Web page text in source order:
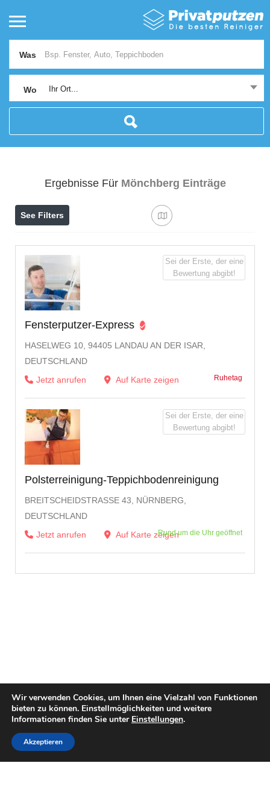
Was
Wo Ihr Ort...
Ergebnisse Für Mönchberg Einträge
See Filters
Fensterputzer-Express
HASELWEG 10, 94405 LANDAU AN DER ISAR,
DEUTSCHLAND
Jetzt anrufen
Auf Karte zeigen Ruhetag
Sei der Erste, der eine
Bewertung abgibt!
Polsterreinigung-Teppichbodenreinigung
BREITSCHEIDSTRASSE 43, NÜRNBERG, D
EUTSCHLAND
Jetzt anrufen
Auf Karte zeigenRund um die Uhr geöffnet
Sei der Erste, der eine
Bewertung abgibt!
Wir verwenden Cookies, um Ihnen eine Vielzahl von Funktionen
bieten zu können. Einstellmöglichkeiten und weitere
Informationen finden Sie unter Einstellungen.
Akzeptieren